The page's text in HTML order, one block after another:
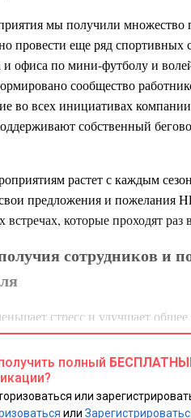
мы получили множество
провести еще ряд спортивных
и офиса по мини-футболу и
сообщество
во всех инициативах
собственный
растет с каждым
предложения и пожелания
которые проходят раз
сотрудников и
стресс и улучшает
После активных занятий
справляется с повседневными
амбассадоры, они высоко
свою работу и гордятся
полный
или
или